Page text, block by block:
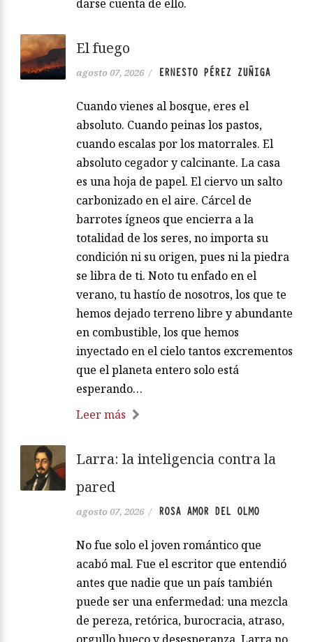
darse cuenta de ello.
El fuego
agosto 07, 2026 / ERNESTO PÉREZ ZUÑIGA
Cuando vienes al bosque, eres el
absoluto. Cuando peinas los pastos,
cuando escalas por los matorrales. El
absoluto cegador y calcinante. La casa
es una hoja de papel. El ciervo un salto
carbonizado en el aire. Cárcel de
barrotes ígneos que encierra a la
totalidad de los seres, no importa su
condición ni su origen, pues ni la piedra
se libra de ti. Noto tu enfado en el
verano, tu hastío de nosotros, los que te
hemos dejado terreno libre y abundante
en combustible, los que hemos
inyectado en el cielo tantos excrementos
que el planeta entero solo está
esperando…
Leer más
Larra: la inteligencia contra la
pared
agosto 07, 2026 / ROSA AMOR DEL OLMO
No fue solo el joven romántico que
acabó mal. Fue el escritor que entendió
antes que nadie que un país también
puede ser una enfermedad: una mezcla
de pereza, retórica, burocracia, atraso,